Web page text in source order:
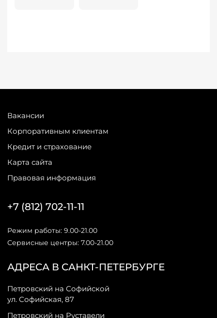
Вакансии
Корпоративным клиентам
Кредит и страхование
Карта сайта
Правовая информация
АДРЕСА В САНКТ-ПЕТЕРБУРГЕ
Петровский на Софийской
ул. Софийская, 87
Петровский на Руставели
+7 (812) 702-11-11
Режим работы: 9.00-21.00
Сервисные центры: 7.00-21.00